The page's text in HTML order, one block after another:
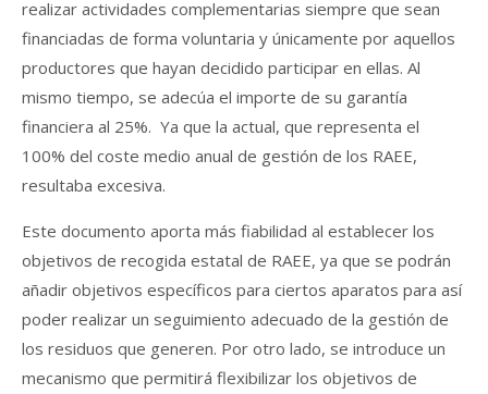
realizar actividades complementarias siempre que sean
financiadas de forma voluntaria y únicamente por aquellos
productores que hayan decidido participar en ellas. Al
mismo tiempo, se adecúa el importe de su garantía
financiera al 25%. Ya que la actual, que representa el
100% del coste medio anual de gestión de los RAEE,
resultaba excesiva.
Este documento aporta más fiabilidad al establecer los
objetivos de recogida estatal de RAEE, ya que se podrán
añadir objetivos específicos para ciertos aparatos para así
poder realizar un seguimiento adecuado de la gestión de
los residuos que generen. Por otro lado, se introduce un
mecanismo que permitirá flexibilizar los objetivos de